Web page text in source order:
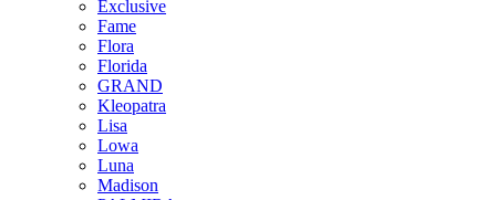
Exclusive
Fame
Flora
Florida
GRAND
Kleopatra
Lisa
Lowa
Luna
Madison